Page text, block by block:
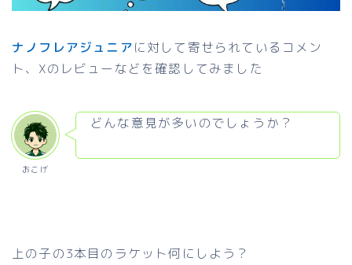
ナノフレアジュニアに対して寄せられているコメン
ト、Xのレビューなどを確認してみました
おこげ
どんな意見が多いのでしょうか？
上の子の3本目のラケット何にしよう？